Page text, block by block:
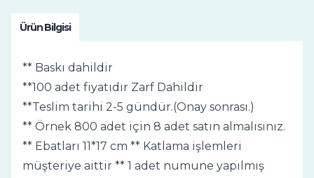
Ürün Bilgisi
** Baskı dahildir
**100 adet fiyatıdır Zarf Dahildir
**Teslim tarihi 2-5 gündür.(Onay sonrası.)
** Örnek 800 adet için 8 adet satın almalısınız.
** Ebatları 11*17 cm ** Katlama işlemleri
müşteriye aittir ** 1 adet numune yapılmış